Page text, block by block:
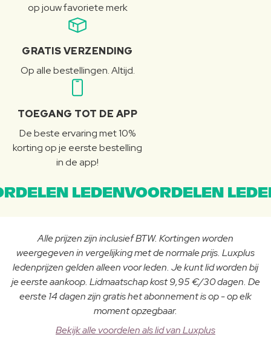
op jouw favoriete merk
GRATIS VERZENDING
Op alle bestellingen. Altijd.
TOEGANG TOT DE APP
De beste ervaring met 10%
korting op je eerste bestelling
in de app!
LEDENVOORDELEN
Alle prijzen zijn inclusief BTW. Kortingen worden
weergegeven in vergelijking met de normale prijs. Luxplus
ledenprijzen gelden alleen voor leden. Je kunt lid worden bij
je eerste aankoop. Lidmaatschap kost 9,95 €/30 dagen. De
eerste 14 dagen zijn gratis het abonnement is op - op elk
moment opzegbaar.
Bekijk alle voordelen als lid van Luxplus